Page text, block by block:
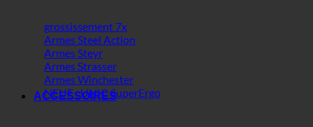
grossissement 7x
Armes Steel Action
Armes Steyr
Armes Strasser
Armes Winchester
NEUF : UNIC SuperErgo
ACCESSOIRES